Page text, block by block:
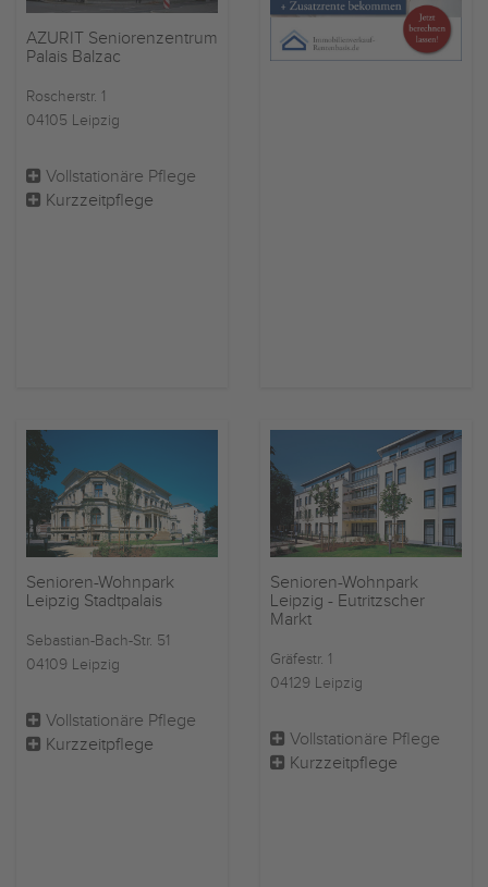
AZURIT Seniorenzentrum
Palais Balzac
Roscherstr. 1
04105 Leipzig
Vollstationäre Pflege
Kurzzeitpflege
Senioren-Wohnpark
Leipzig Stadtpalais
Sebastian-Bach-Str. 51
04109 Leipzig
Vollstationäre Pflege
Kurzzeitpflege
Senioren-Wohnpark
Leipzig - Eutritzscher
Markt
Gräfestr. 1
04129 Leipzig
Vollstationäre Pflege
Kurzzeitpflege